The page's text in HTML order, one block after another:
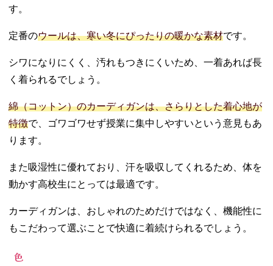
す。
定番のウールは、寒い冬にぴったりの暖かな素材です。
シワになりにくく、汚れもつきにくいため、一着あれば長
く着られるでしょう。
綿（コットン）のカーディガンは、さらりとした着心地が
特徴で、ゴワゴワせず授業に集中しやすいという意見もあ
ります。
また吸湿性に優れており、汗を吸収してくれるため、体を
動かす高校生にとっては最適です。
カーディガンは、おしゃれのためだけではなく、機能性に
もこだわって選ぶことで快適に着続けられるでしょう。
色